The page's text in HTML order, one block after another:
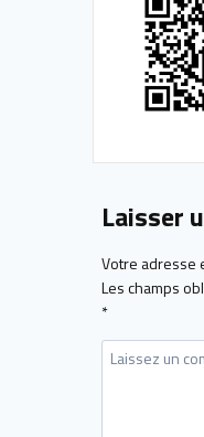
Laisser
Votre adresse
Les champs
*